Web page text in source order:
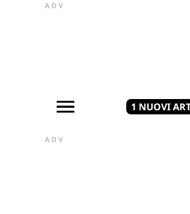
ADV
1 NUOVI
ADV